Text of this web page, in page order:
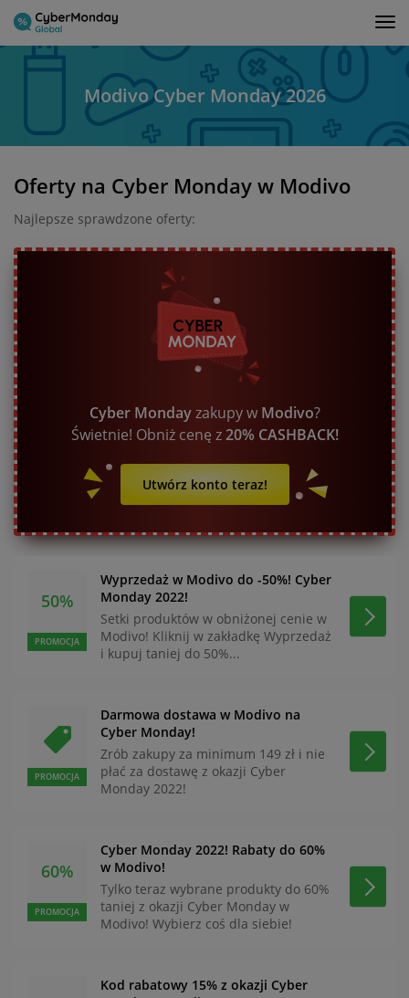
Modivo Cyber Monday 2026
Oferty na Cyber Monday w Modivo
Najlepsze sprawdzone oferty:
Cyber Mondayzakupy w Modivo?
Świetnie! Obniż cenę z20% CASHBACK!
Utwórz konto teraz!
50%
PROMOCJA
Wyprzedaż w Modivo do -50%! Cyber
Monday 2022!
Setki produktów w obniżonej cenie w
Modivo! Kliknij w zakładkę Wyprzedaż
i kupuj taniej do 50%...
PROMOCJA
Darmowa dostawa w Modivo na
Cyber Monday!
Zrób zakupy za minimum 149 zł i nie
płać za dostawę z okazji Cyber
Monday 2022!
60%
PROMOCJA
Cyber Monday 2022! Rabaty do 60%
w Modivo!
Tylko teraz wybrane produkty do 60%
taniej z okazji Cyber Monday w
Modivo! Wybierz coś dla siebie!
Kod rabatowy 15% z okazji Cyber